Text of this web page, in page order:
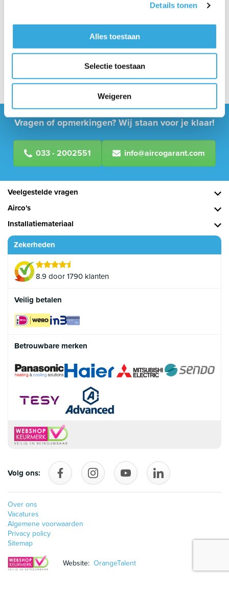
Details tonen
Alles toestaan
Selectie toestaan
Weigeren
Rechte leidinggoot
Merk
Uitleg Inaba Denko
Uitleg Zwart
Artikelnummer
Uitleg SD-100-K
Maat leidinggoot Uitleg 100 mm
Vragen of opmerkingen? Wij staan voor je klaar!
033 - 2002551 info@aircogarant.com
Veelgestelde vragen
Airco's
Installatiemateriaal
Zekerheden
8.9 door 1790 klanten
Veilig betalen
Betrouwbare merken
Volg ons: Volg ons op Facebook
follow_us_on_instagram
Volg ons op YouTube
Over ons
Vacatures
Algemene voorwaarden
Privacy policy
Sitemap
Website: OrangeTalent